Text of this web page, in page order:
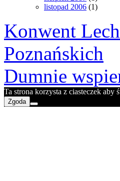
listopad 2006 (1)
Konwent
Poznańskich
Dumnie
Ta strona korzysta z ciasteczek aby
Zgoda